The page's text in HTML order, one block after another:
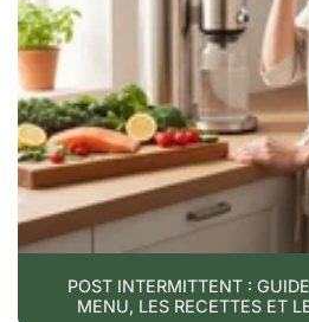
POST INTERMITTENT :
MENU, LES RECETTES ET